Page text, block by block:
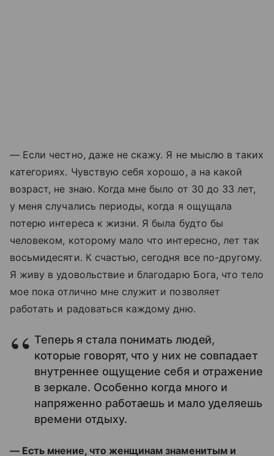
— Если честно, даже не скажу. Я не мыслю в таких
категориях. Чувствую себя хорошо, а на какой
возраст, не знаю. Когда мне было от 30 до 33 лет,
у меня случались периоды, когда я ощущала
потерю интереса к жизни. Я была будто бы
человеком, которому мало что интересно, лет так
восьмидесяти. К счастью, сегодня все по-другому.
Я живу в удовольствие и благодарю Бога, что тело
мое пока отлично мне служит и позволяет
работать и радоваться каждому дню.
Теперь я стала понимать людей,
которые говорят, что у них не совпадает
внутреннее ощущение себя и отражение
в зеркале. Особенно когда много и
напряженно работаешь и мало уделяешь
времени отдыху.
— Есть мнение, что женщинам знаменитым и